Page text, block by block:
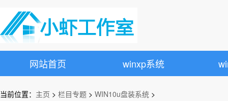
网站首页 winxp系统
当前位置： 主页 > 栏目专题 > WIN10u盘装系统 >